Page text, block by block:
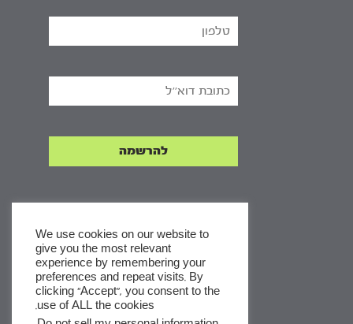
We use cookies on our website to
give you the most relevant
experience by remembering your
preferences and repeat visits. By
clicking “Accept”, you consent to the
use of ALL the cookies.
x
לסדרות
ומסלולי לימוד באתר